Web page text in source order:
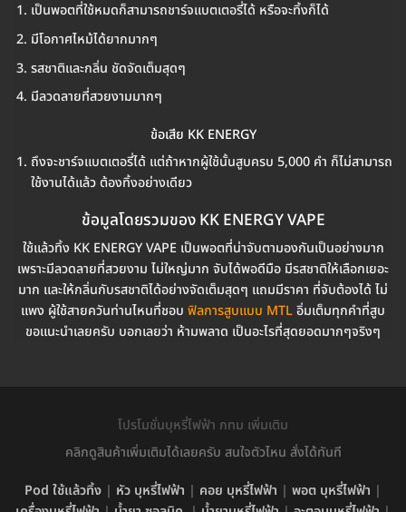
เป็นพอตที่ใช้หมดก็สามารถชาร์จแบตเตอรี่ได้ หรือจะทิ้งก็ได้
มีโอกาศไหม้ได้ยากมากๆ
รสชาติและกลิ่น ชัดจัดเต็มสุดๆ
มีลวดลายที่สวยงามมากๆ
ข้อเสีย KK ENERGY
ถึงจะชาร์จแบตเตอรี่ได้ แต่ถ้าหากผู้ใช้นั้นสูบครบ 5,000 คำ ก็ไม่สามารถ
ใช้งานได้แล้ว ต้องทิ้งอย่างเดียว
ข้อมูลโดยรวมของ KK ENERGY VAPE
ใช้แล้วทิ้ง KK ENERGY VAPE เป็นพอตที่น่าจับตามองกันเป็นอย่างมาก
เพราะมีลวดลายที่สวยงาม ไม่ใหญ่มาก จับได้พอดีมือ มีรสชาติให้เลือกเยอะ
มาก และให้กลิ่นกับรสชาติได้อย่างจัดเต็มสุดๆ แถมมีราคา ที่จับต้องได้ ไม่
แพง ผู้ใช้สายควันท่านไหนที่ชอบ ฟิลการสูบแบบ MTLอิ่มเต็มทุกคำที่สูบ
ขอแนะนำเลยครับ บอกเลยว่า ห้ามพลาด เป็นอะไรที่สุดยอดมากๆจริงๆ
โปรโมชั่นบุหรี่ไฟฟ้า กทม เพิ่มเติม
คลิกดูสินค้าเพิ่มเติมได้เลยครับ สนใจตัวไหน สั่งได้ทันที
Pod ใช้แล้วทิ้ง | หัว บุหรี่ไฟฟ้า | คอย บุหรี่ไฟฟ้า | พอต บุหรี่ไฟฟ้า |